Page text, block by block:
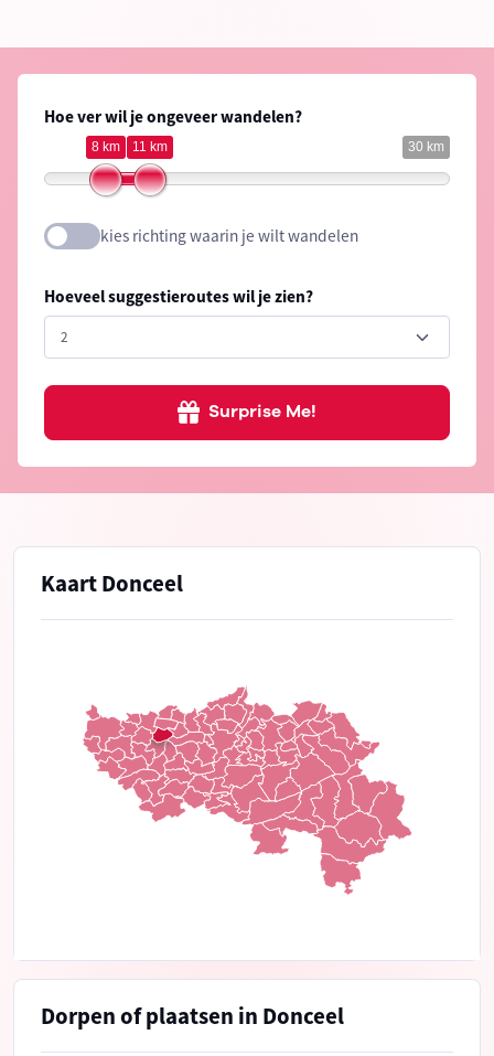
Hoe ver wil je ongeveer wandelen?
30 km
8 km 11 km
kies richting waarin je wilt wandelen
Hoeveel suggestieroutes wil je zien?
Surprise Me!
Kaart Donceel
Dorpen of plaatsen in Donceel